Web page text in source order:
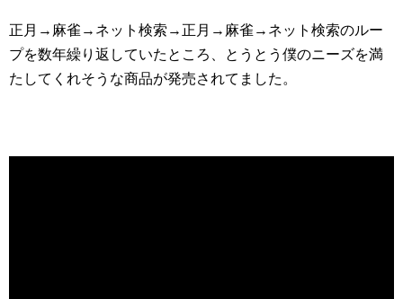
正月→麻雀→ネット検索→正月→麻雀→ネット検索のルー
プを数年繰り返していたところ、とうとう僕のニーズを満
たしてくれそうな商品が発売されてました。